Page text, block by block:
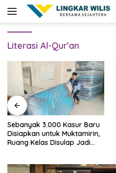
Literasi Al-Qur’an
Sebanyak 3.000 Kasur Baru
Disiapkan untuk Muktamirin,
Ruang Kelas Disulap Jadi